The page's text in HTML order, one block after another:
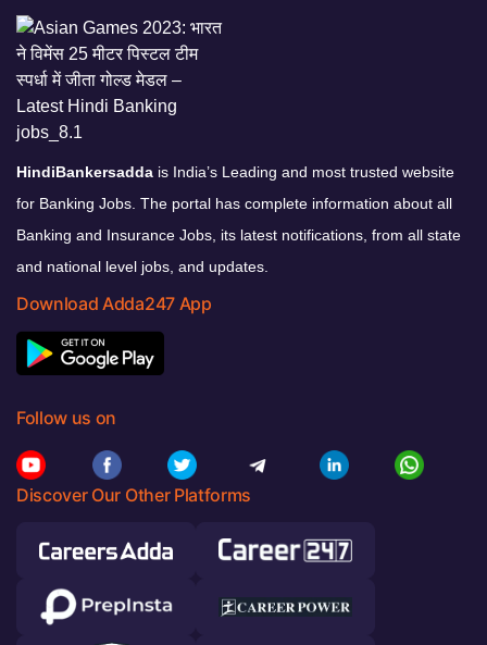
HindiBankersadda is India’s Leading and most trusted website
for Banking Jobs. The portal has complete information about all
Banking and Insurance Jobs, its latest notifications, from all state
and national level jobs, and updates.
Download Adda247 App
Follow us on
Discover Our Other Platforms